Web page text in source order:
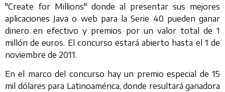
"Create for Millions" donde al presentar sus mejores
aplicaciones Java o web para la Serie 40 pueden ganar
dinero en efectivo y premios por un valor total de 1
millón de euros. El concurso estará abierto hasta el 1 de
noviembre de 2011.
En el marco del concurso hay un premio especial de 15
mil dólares para Latinoamérica, donde resultará ganadora